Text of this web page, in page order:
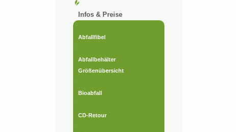
Infos & Preise
Abfallfibel
Abfallbehälter
Größenübersicht
Bioabfall
CD-Retour